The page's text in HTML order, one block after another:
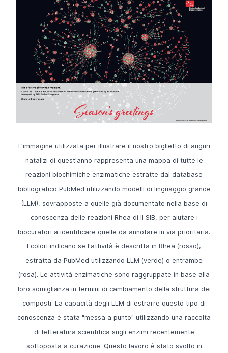
L'immagine utilizzata per illustrare il nostro biglietto di auguri
natalizi di quest'anno rappresenta una mappa di tutte le
reazioni biochimiche enzimatiche estratte dal database
bibliografico PubMed utilizzando modelli di linguaggio grande
(LLM), sovrapposte a quelle già documentate nella base di
conoscenza delle reazioni Rhea di Il SIB, per aiutare i
biocuratori a identificare quelle da annotare in via prioritaria.
I colori indicano se l'attività è descritta in Rhea (rosso),
estratta da PubMed utilizzando LLM (verde) o entrambe
(rosa). Le attività enzimatiche sono raggruppate in base alla
loro somiglianza in termini di cambiamento della struttura dei
composti. La capacità degli LLM di estrarre questo tipo di
conoscenza è stata "messa a punto" utilizzando una raccolta
di letteratura scientifica sugli enzimi recentemente
sottoposta a curazione. Questo lavoro è stato svolto in